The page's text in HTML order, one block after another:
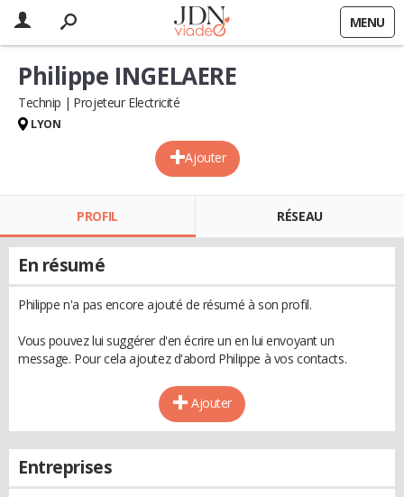
MENU
Ajouter
Philippe INGELAERE
Technip Projeteur Electricité
LYON
PROFIL RÉSEAU
En résumé
Philippe n'a pas encore ajouté de résumé à son profil.
Vous pouvez lui suggérer d'en écrire un en lui envoyant un
message. Pour cela ajoutez d'abord Philippe à vos contacts.
Ajouter
Entreprises